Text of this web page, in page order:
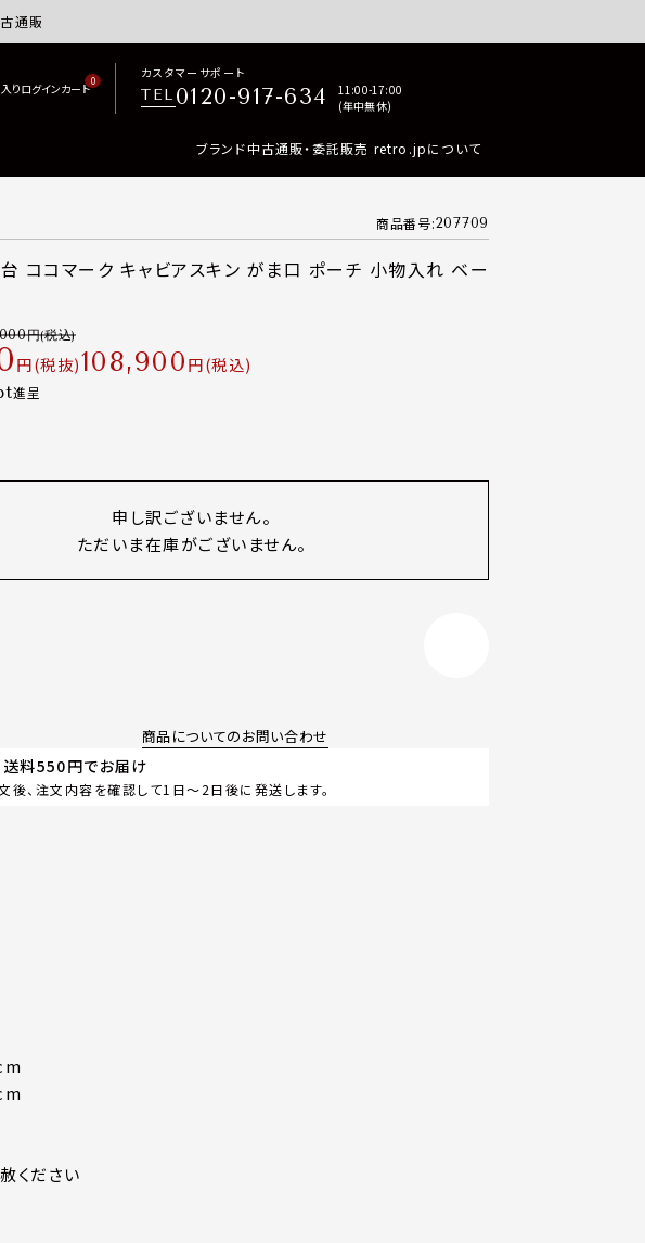
通販サイトretro.jp商品はすべて正規品保証・返品可能（返品NG記載品を除く）
0
カスタマーサポート
TEL0120-917-634
11:00-17:00
(年中無休)
ブランド中古通販・委託販売 retro.jpについて
商品番号 207709
ココマーク キャビアスキン がま口 ポーチ 小物入れ ベー
税抜 108,900 税込
進呈
申し訳ございません。
ただいま在庫がございません。
商品についてのお問い合わせ
料550円でお届け
後、注文内容を確認して1日～2日後に発送します。
ください